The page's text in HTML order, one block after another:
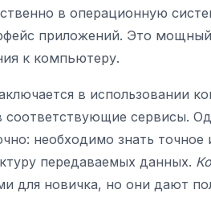
в операционную
приложений. Это
к компьютеру.
в использовании
сервисы.
необходимо знать точное
передаваемых данных.
для новичка, но они дают